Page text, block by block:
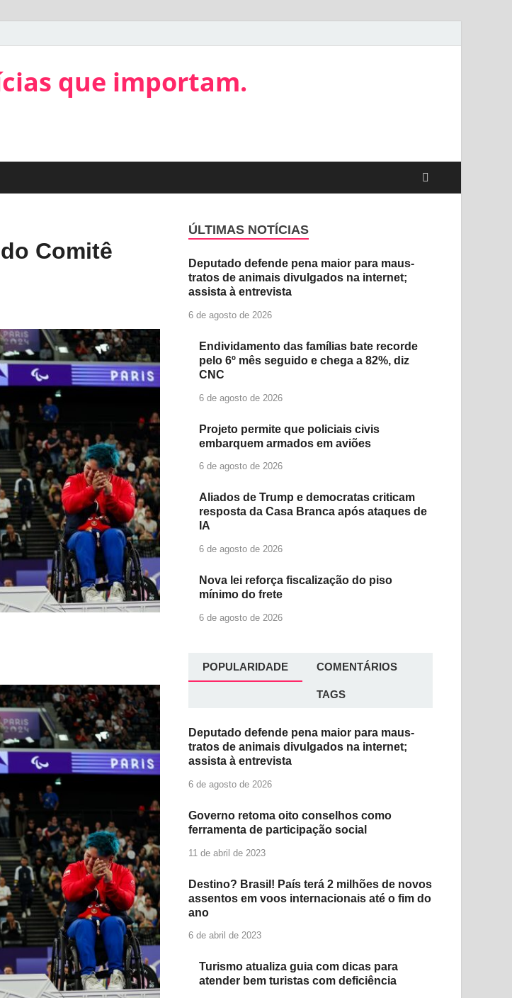
que importam.
Comitê
ÚLTIMAS NOTÍCIAS
Deputado defende pena maior para maus-
tratos de animais divulgados na internet;
assista à entrevista
6 de agosto de 2026
Endividamento das famílias bate recorde
pelo 6º mês seguido e chega a 82%, diz
CNC
6 de agosto de 2026
Projeto permite que policiais civis
embarquem armados em aviões
6 de agosto de 2026
Aliados de Trump e democratas criticam
resposta da Casa Branca após ataques de
IA
6 de agosto de 2026
Nova lei reforça fiscalização do piso
mínimo do frete
6 de agosto de 2026
POPULARIDADE COMENTÁRIOS
TAGS
Deputado defende pena maior para maus-
tratos de animais divulgados na internet;
assista à entrevista
6 de agosto de 2026
Governo retoma oito conselhos como
ferramenta de participação social
11 de abril de 2023
Destino? Brasil! País terá 2 milhões de novos
assentos em voos internacionais até o fim do
ano
6 de abril de 2023
Turismo atualiza guia com dicas para
atender bem turistas com deficiência